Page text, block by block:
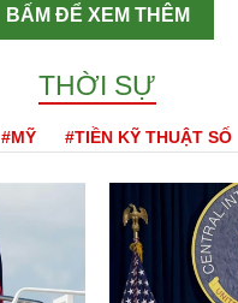
BẤM ĐỂ XEM THÊM
THỜI SỰ
#MỸ #TIỀN KỸ THUẬT SỐ